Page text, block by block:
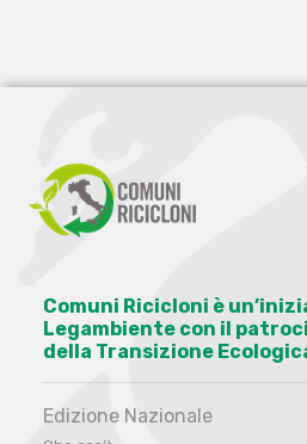
Comuni Ricicloni è
Legambiente con il
della Transizione
Edizione Nazionale